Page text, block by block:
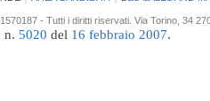
- Tutti i diritti riservati. Via Torino, 34
n. 5020 del 16 febbraio 2007.